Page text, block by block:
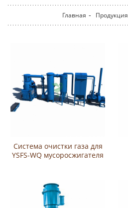
Главная - Продукция
Система очистки газа для
YSFS-WQ мусоросжигателя